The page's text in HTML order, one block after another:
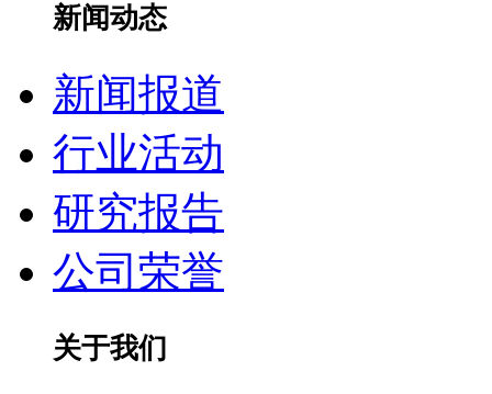
新闻动态
新闻报道
行业活动
研究报告
公司荣誉
关于我们